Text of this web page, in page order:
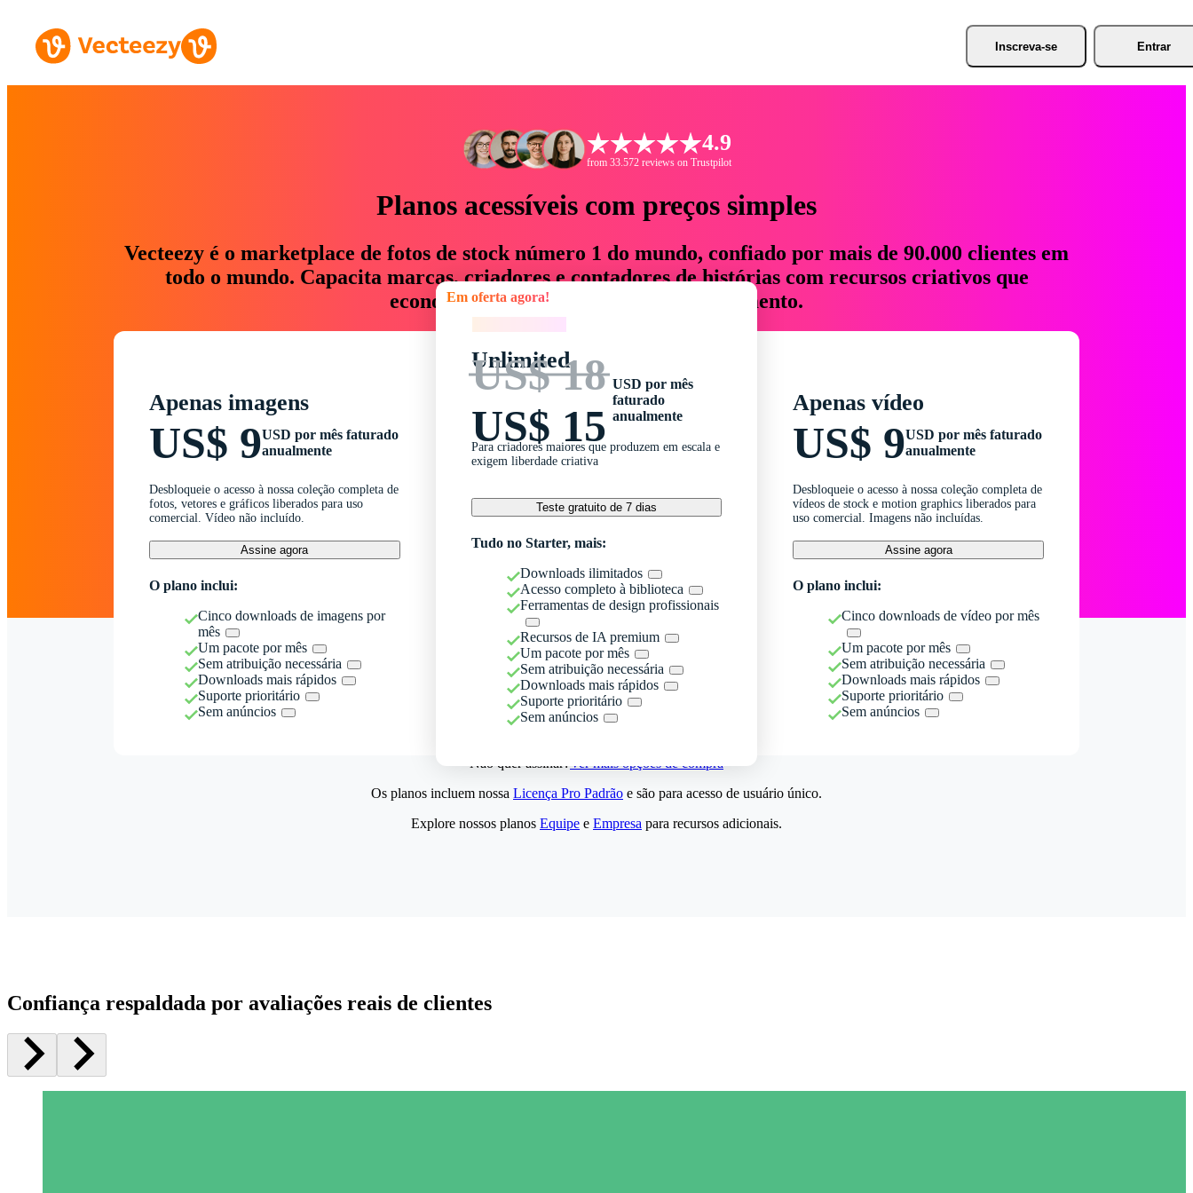
Inscreva-se Entrar
4.9
from 33.572 reviews on Trustpilot
Planos acessíveis com preços simples
Vecteezy é o marketplace de fotos de stock número 1 do mundo, confiado por mais de 90.000 clientes em
todo o mundo. Capacita marcas, criadores e contadores de histórias com recursos criativos que
economizam até 76% em tempo e orçamento.
Apenas imagens
US$ 9USD por mês faturado
anualmente
Desbloqueie o acesso à nossa coleção completa de
fotos, vetores e gráficos liberados para uso
comercial. Vídeo não incluído.
Assine agora
O plano inclui:
Cinco downloads de imagens por
mês
Um pacote por mês
Sem atribuição necessária
Downloads mais rápidos
Suporte prioritário
Sem anúncios
Em oferta agora!
Unlimited
US$ 18
US$ 15
USD por mês
faturado
anualmente
Para criadores maiores que produzem em escala e
exigem liberdade criativa
Teste gratuito de 7 dias
Tudo no Starter, mais:
Downloads ilimitados
Acesso completo à biblioteca
Ferramentas de design profissionais
Recursos de IA premium
Um pacote por mês
Sem atribuição necessária
Downloads mais rápidos
Suporte prioritário
Sem anúncios
Apenas vídeo
US$ 9USD por mês faturado
anualmente
Desbloqueie o acesso à nossa coleção completa de
vídeos de stock e motion graphics liberados para
uso comercial. Imagens não incluídas.
Assine agora
O plano inclui:
Cinco downloads de vídeo por mês
Um pacote por mês
Sem atribuição necessária
Downloads mais rápidos
Suporte prioritário
Sem anúncios
Não quer assinar?Ver mais opções de compra
Os planos incluem nossa Licença Pro Padrão e são para acesso de usuário único.
Explore nossos planos Equipe e Empresa para recursos adicionais.
Confiança respaldada por avaliações reais de clientes